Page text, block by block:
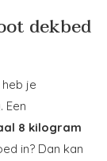
dekbed
je
Een
8 kilogram
in? Dan kan